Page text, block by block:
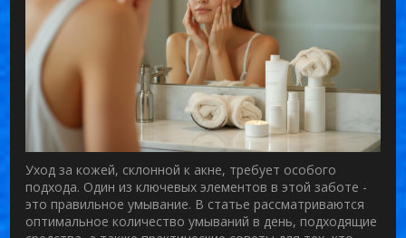
Уход за кожей, склонной к акне, требует особого
подхода. Один из ключевых элементов в этой заботе -
это правильное умывание. В статье рассматриваются
оптимальное количество умываний в день, подходящие